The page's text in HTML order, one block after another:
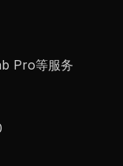
Pro等服务